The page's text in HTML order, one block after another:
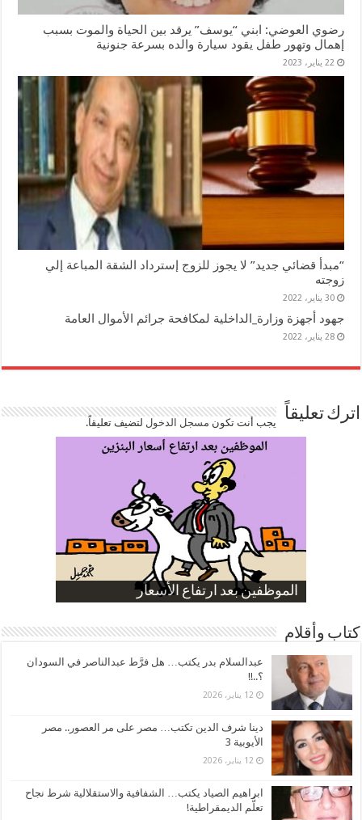
رضوي العوضي: ابني “يوسف” يرقد بين الحياة والموت بسبب
إهمال وتهور طفل يقود سيارة والده بسرعة جنونية
22 يناير، 2023
“مبدأ قضائي جديد” لا يجوز للزوج إسترداد الشقة المباعة إلي
زوجته
30 يناير، 2022
جهود أجهزة وزارة_الداخلية لمكافحة جرائم الأموال العامة
28 يناير، 2022
اترك تعليقاً يجب أنت تكون مسجل الدخوللتضيف تعليقاً.
الناموس و أنواع الحشرات
الموظفين بعد ارتفاع الأسعار
ارتفاع نسبة الطلاق في مصر
صورة كاركاتيرية
صورة كاركاتيرية
كتاب وأقلام
عبدالسلام بدر يكتب… هل فرَّط عبدالناصر في السودان
؟..!!
12 يناير، 2026
دينا شرف الدين تكتب… مصر على مر العصور.. مصر
الأيوبية 3
12 يناير، 2026
ابراهيم الصياد يكتب… الشفافية والاستقلالية شرط نجاح
تعلُّم الديمقراطية!